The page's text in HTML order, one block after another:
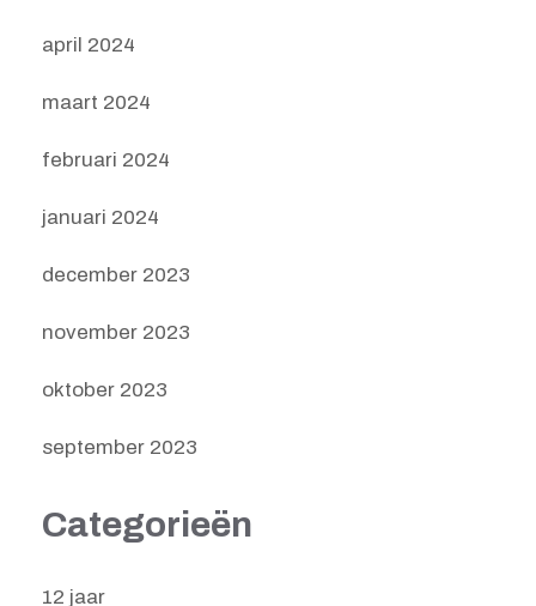
april 2024
maart 2024
februari 2024
januari 2024
december 2023
november 2023
oktober 2023
september 2023
Categorieën
12 jaar